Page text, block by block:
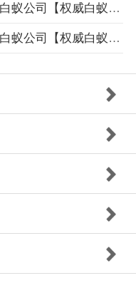
广州南沙区白蚁防治中心所灭除白蚁公司【权威白蚁防治机构】携高端白蚁检测设备上门检查灭治
广州荔湾区白蚁防治中心所灭除白蚁公司【权威白蚁防治机构】携高端白蚁检测设备上门检查灭治